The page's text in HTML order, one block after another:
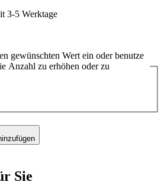
3-5 Werktage
gewünschten Wert ein oder benutze
Anzahl zu erhöhen oder zu
Sie